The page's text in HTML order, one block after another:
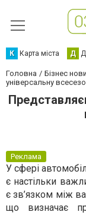
К Карта міста Д
Головна Бізнес
універсальну
Реклама
У сфері
є настільки
є зв’язком між
що визначає